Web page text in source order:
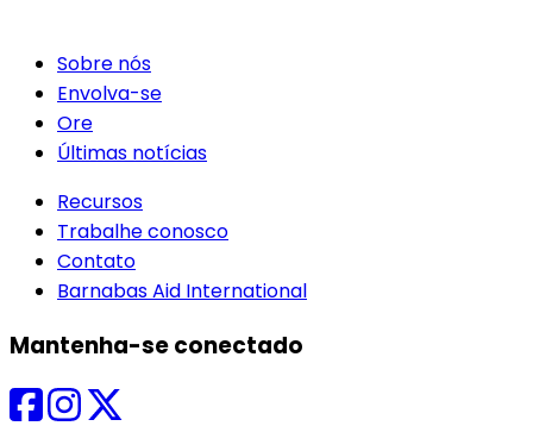
Sobre nós
Envolva-se
Ore
Últimas notícias
Recursos
Trabalhe conosco
Contato
Barnabas Aid International
Mantenha-se conectado